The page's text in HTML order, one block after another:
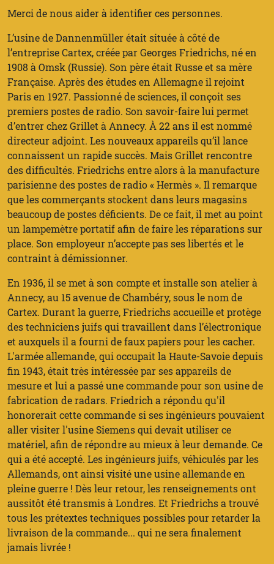
Merci de nous aider à identifier ces personnes.
L’usine de Dannenmüller était située à côté de
l’entreprise Cartex, créée par Georges Friedrichs, né en
1908 à Omsk (Russie). Son père était Russe et sa mère
Française. Après des études en Allemagne il rejoint
Paris en 1927. Passionné de sciences, il conçoit ses
premiers postes de radio. Son savoir-faire lui permet
d’entrer chez Grillet à Annecy. À 22 ans il est nommé
directeur adjoint. Les nouveaux appareils qu’il lance
connaissent un rapide succès. Mais Grillet rencontre
des difficultés. Friedrichs entre alors à la manufacture
parisienne des postes de radio « Hermès ». Il remarque
que les commerçants stockent dans leurs magasins
beaucoup de postes déficients. De ce fait, il met au point
un lampemètre portatif afin de faire les réparations sur
place. Son employeur n’accepte pas ses libertés et le
contraint à démissionner.
En 1936, il se met à son compte et installe son atelier à
Annecy, au 15 avenue de Chambéry, sous le nom de
Cartex. Durant la guerre, Friedrichs accueille et protège
des techniciens juifs qui travaillent dans l’électronique
et auxquels il a fourni de faux papiers pour les cacher.
L'armée allemande, qui occupait la Haute-Savoie depuis
fin 1943, était très intéressée par ses appareils de
mesure et lui a passé une commande pour son usine de
fabrication de radars. Friedrich a répondu qu'il
honorerait cette commande si ses ingénieurs pouvaient
aller visiter l'usine Siemens qui devait utiliser ce
matériel, afin de répondre au mieux à leur demande. Ce
qui a été accepté. Les ingénieurs juifs, véhiculés par les
Allemands, ont ainsi visité une usine allemande en
pleine guerre ! Dès leur retour, les renseignements ont
aussitôt été transmis à Londres. Et Friedrichs a trouvé
tous les prétextes techniques possibles pour retarder la
livraison de la commande... qui ne sera finalement
jamais livrée !